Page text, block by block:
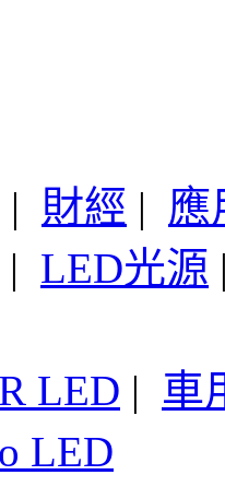
| 財經 | 應
| LED光源
LED | 車
LED